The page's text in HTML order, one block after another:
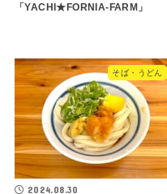
「YACHI★FORNIA-FARM」
そば・うどん
2024.08.30